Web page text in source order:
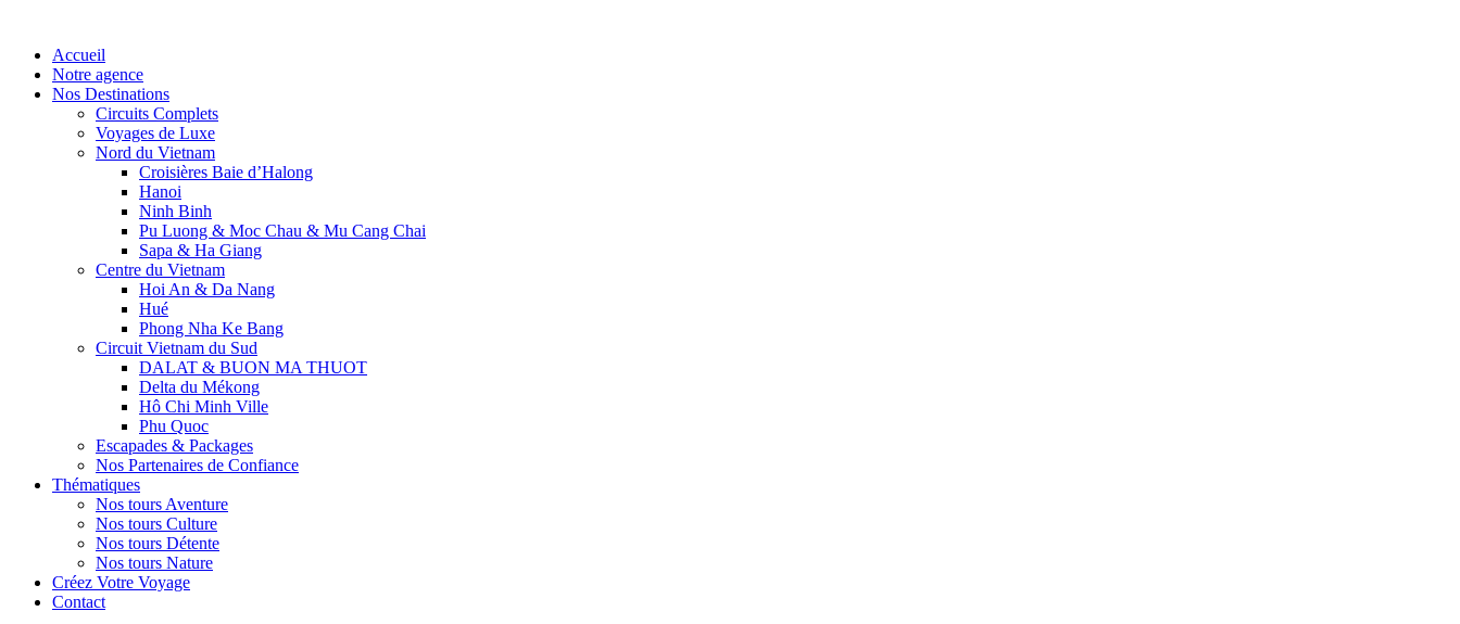
Accueil
Notre agence
Nos Destinations
Circuits Complets
Voyages de Luxe
Nord du Vietnam
Croisières Baie d’Halong
Hanoi
Ninh Binh
Pu Luong & Moc Chau & Mu Cang Chai
Sapa & Ha Giang
Centre du Vietnam
Hoi An & Da Nang
Hué
Phong Nha Ke Bang
Circuit Vietnam du Sud
DALAT & BUON MA THUOT
Delta du Mékong
Hô Chi Minh Ville
Phu Quoc
Escapades & Packages
Nos Partenaires de Confiance
Thématiques
Nos tours Aventure
Nos tours Culture
Nos tours Détente
Nos tours Nature
Créez Votre Voyage
Contact